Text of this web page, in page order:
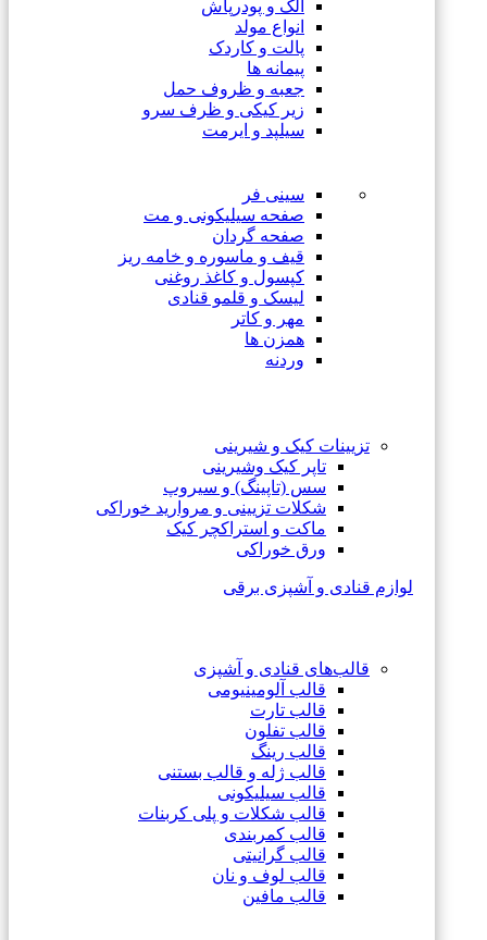
الک و پودرپاش
انواع مولد
پالت و کاردک
پیمانه ها
جعبه و ظروف حمل
زیر کیکی و ظرف سرو
سیلپد و ایرمت
سینی فر
صفحه سیلیکونی و مت
صفحه گردان
قیف و ماسوره و خامه ریز
کپسول و کاغذ روغنی
لیسک و قلمو قنادی
مهر و کاتر
همزن ها
وردنه
تزیینات کیک و شیرینی
تاپر کیک وشیرینی
سس (تاپینگ) و سیروپ
شکلات تزیینی و مروارید خوراکی
ماکت و استراکچر کیک
ورق خوراکی
لوازم قنادی و آشپزی برقی
قالب‌های قنادی و آشپزی
قالب آلومینیومی
قالب تارت
قالب تفلون
قالب رینگ
قالب ژله و قالب بستنی
قالب سیلیکونی
قالب شکلات و پلی کربنات
قالب کمربندی
قالب گرانیتی
قالب لوف و نان
قالب مافین